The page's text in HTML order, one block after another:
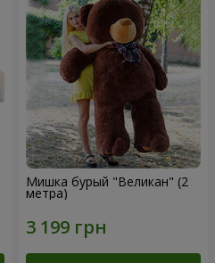
Мишка бурый "Великан" (2
метра)